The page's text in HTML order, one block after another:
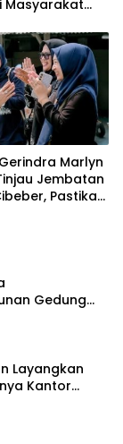
Masyarakat
Marlyn
Jembatan
Pastikan
Gedung
Layangkan
Kantor